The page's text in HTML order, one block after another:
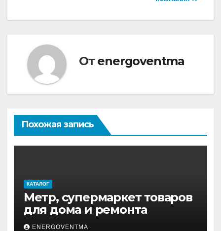
записям
От energoventma
Похожая запись
КАТАЛОГ
Метр, супермаркет товаров
для дома и ремонта
ENERGOVENTMA